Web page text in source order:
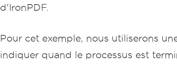
d'IronPDF.
Pour cet exemple, nous utiliserons
indiquer quand le processus est